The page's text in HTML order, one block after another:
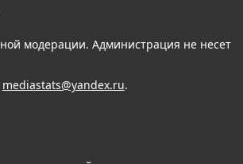
модерации. Администрация не несет
mediastats@yandex.ru.